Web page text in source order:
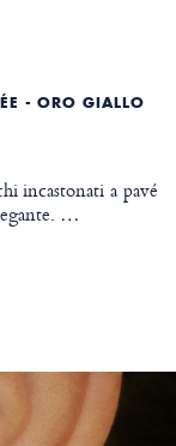
- ORO GIALLO
incastonati a pavé
…